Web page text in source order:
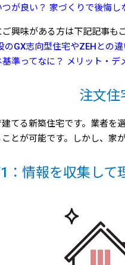
が良い？ 家づくりで後悔し
興味がある方は下記記事も
のGX志向型住宅やZEHとの
準ってなに？ メリット・デ
注文住
てる新築住宅です。業者を
とが可能です。しかし、家
：情報を収集して